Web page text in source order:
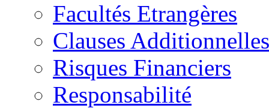
Facultés Etrangères
Clauses Additionnelles
Risques Financiers
Responsabilité